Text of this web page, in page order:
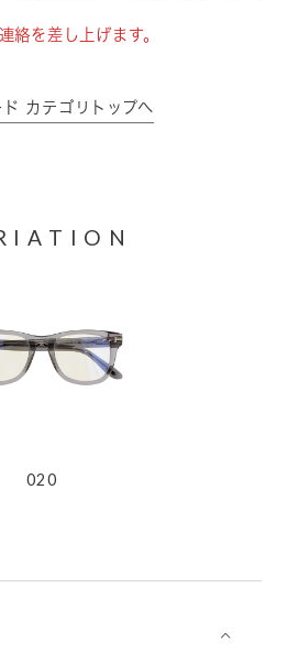
絡を差し上げます。
カテゴリトップへ
020
⌵